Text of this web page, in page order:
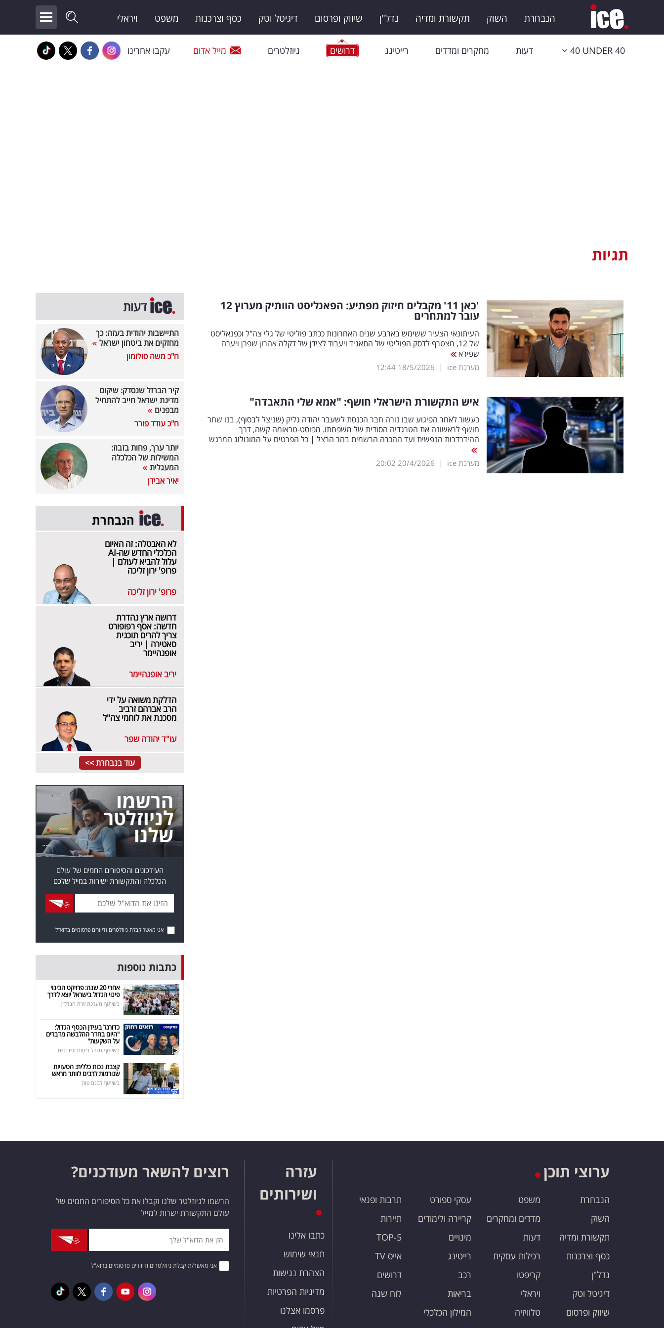
הנבחרת השוק תקשורת ומדיה נדל"ן שיווק ופרסום דיגיטל וטק כסף וצרכנות משפט ויראלי
40 UNDER 40 דעות מחקרים ומדדים רייטינג דרושים ניוזלטרים מייל אדום עקבו אחרינו
תגיות
'כאן 11' מקבלים חיזוק מפתיע: הפאנליסט הוותיק מערוץ 12
עובר למתחרים
העיתונאי הצעיר ששימש בארבע שנים האחרונות ככתב פוליטי של גלי צה"ל וכפנאליסט
של 12, מצטרף לדסק הפוליטי של התאגיד ויעבוד לצידן של דקלה אהרון שפרן ויערה
שפירא
מערכת ice |
18/5/2026
12:44
איש התקשורת הישראלי חושף: "אמא שלי התאבדה"
כעשור לאחר הפיגוע שבו נורה חבר הכנסת לשעבר יהודה גליק (שניצל לבסוף), בנו שחר
חושף לראשונה את הטרגדיה הסודית של משפחתו. מפוסט-טראומה קשה, דרך
ההידרדרות הנפשית ועד ההכרה הרשמית בהר הרצל | כל הפרטים על המונולוג המרגש
מערכת ice |
20/4/2026
20:02
דעות
התיישבות יהודית בעזה: כך
מחזקים את ביטחון ישראל
ח"כ משה סולומון
קיר הברזל שנסדק: שיקום
מדינת ישראל חייב להתחיל
מבפנים
ח"כ עודד פורר
יותר ערך, פחות בזבוז:
המשילות של הכלכלה
המעגלית
יאיר אבידן
הנבחרת
לא האבטלה: זה האיום
הכלכלי החדש שה-AI
עלול להביא לעולם |
פרופ' ירון זליכה
פרופ' ירון זליכה
דרושה ארץ נהדרת
חדשה: אסף רפופורט
צריך להרים תוכנית
סאטירה | יריב
אופנהיימר
יריב אופנהיימר
הדלקת משואה על ידי
הרב אברהם זרביב
מסכנת את לוחמי צה"ל
עו"ד יהודה שפר
עוד בנבחרת >>
העידכונים והסיפורים החמים של עולם
הכלכלה והתקשורת ישירות במייל שלכם
אני מאשר קבלת ניוזלטרים ודיוורים פרסומיים בדוא"ל
כתבות נוספות
אחרי 20 שנה: פרויקט הבינוי
פינוי הגדול בישראל יוצא לדרך
בשיתוף מערכת זירת הנדל"ן
כדורגל בעידן הכסף הגדול:
"היום בחדר ההלבשה מדברים
על השקעות"
בשיתוף מגדל ביטוח ופיננסים
קצבת נכות כללית: הטעויות
שגורמות לרבים לוותר מראש
בשיתוף לבנת פורן
ערוצי תוכן
הנבחרת
השוק
תקשורת ומדיה
כסף וצרכנות
נדל"ן
דיגיטל וטק
שיווק ופרסום
משפט
מדדים ומחקרים
דעות
רכילות עסקית
קריפטו
ויראלי
טלוויזיה
עסקי ספורט
קריירה ולימודים
מינויים
רייטינג
רכב
בריאות
המילון הכלכלי
תרבות ופנאי
תיירות
TOP-5
אייס TV
דרושים
לוח שנה
עזרה
ושירותים
כתבו אלינו
תנאי שימוש
הצהרת נגישות
מדיניות הפרטיות
פרסמו אצלנו
רוצים להשאר מעודכנים?
הרשמו לניוזלטר שלנו וקבלו את כל הסיפורים החמים של
עולם התקשורת ישרות למייל
אני מאשר/ת קבלת ניוזלטרים ודיוורים פרסומיים בדוא"ל